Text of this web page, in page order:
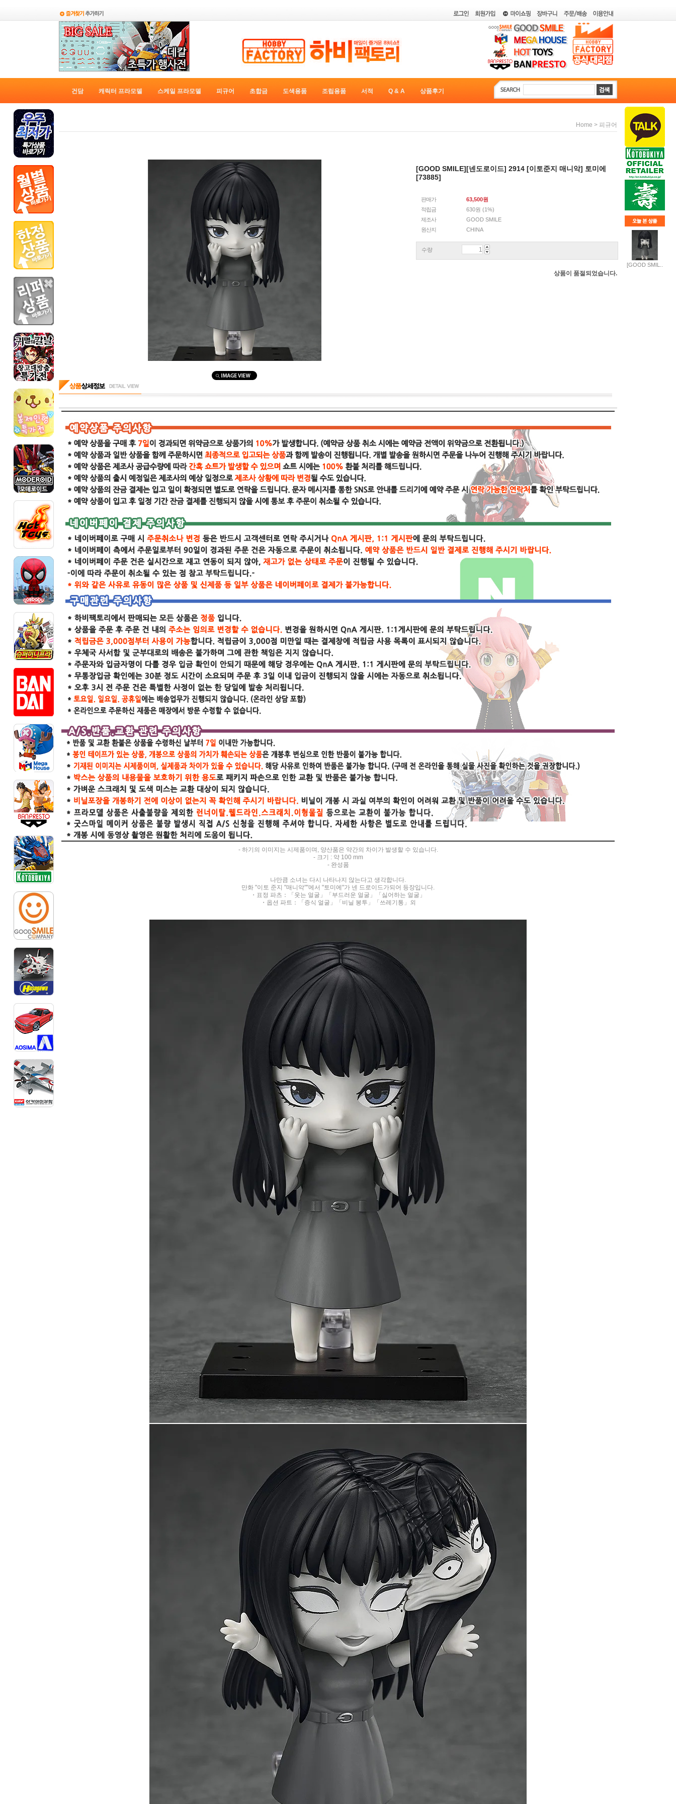
건담 캐릭터 프라모델 스케일 프라모델 피규어 초합금 도색용품 조립용품 서적 Q & A 상품후기
[GOOD SMIL..
Home > 피규어
[GOOD SMILE][넨도로이드] 2914 [이토준지 매니악] 토미에
[73885]
판매가 63,500원
적립금
630원 (1%)
제조사
GOOD SMILE
원산지
CHINA
수량
상품이 품절되었습니다.
- 하기의 이미지는 시제품이며, 양산품은 약간의 차이가 발생할 수 있습니다.
- 크기 : 약 100 mm
- 완성품
나만큼 소녀는 다시 나타나지 않는다고 생각합니다.
만화 "이토 준지 "매니악""에서 "토미에"가 넨 드로이드가되어 등장입니다.
・표정 파츠：「웃는 얼굴」「부드러운 얼굴」「싫어하는 얼굴」
・옵션 파트：「증식 얼굴」「비닐 봉투」「쓰레기통」외